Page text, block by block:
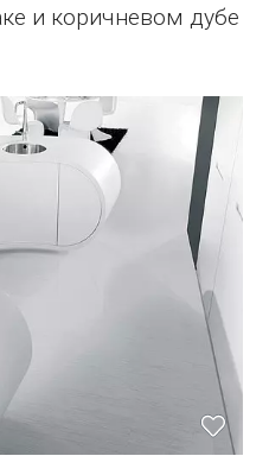
и коричневом дубе